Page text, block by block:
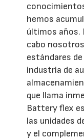
hemos
últimos años.
cabo
estándares
industria de
que llama
Battery flex
las unidades
y el